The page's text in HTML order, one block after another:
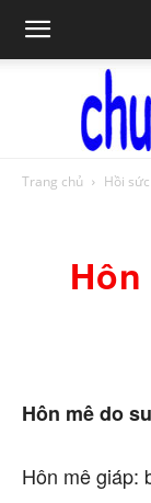
Trang chủ Hồi
Hôn mê do
Hôn mê giáp: